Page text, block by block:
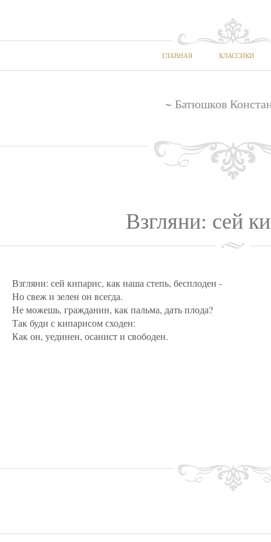
ГЛАВНАЯ КЛАССИКИ
~ Батюшков
Взгляни: сей
Взгляни: сей кипарис, как наша степь, бесплоден -
Но свеж и зелен он всегда.
Не можешь, гражданин, как пальма, дать плода?
Так буди с кипарисом сходен:
Как он, уединен, осанист и свободен.